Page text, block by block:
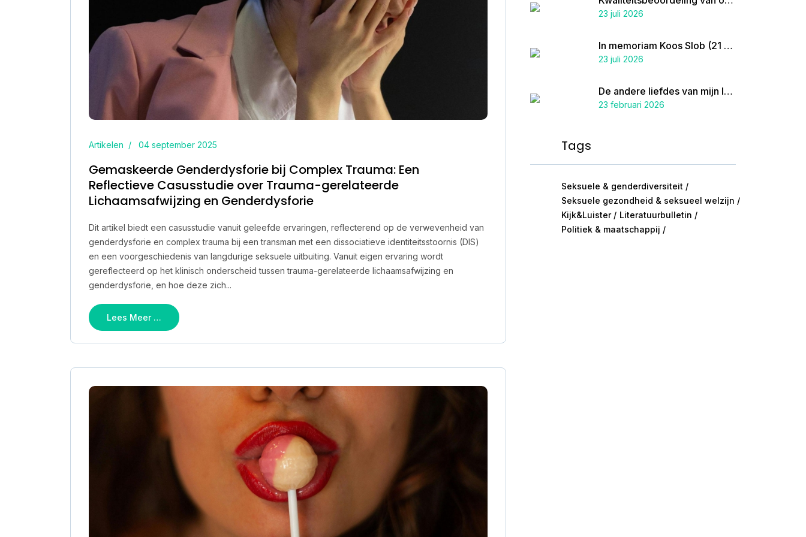
Gemaskeerde Genderdysforie bij Complex Trauma: Een
Reflectieve Casusstudie over Trauma-gerelateerde
Lichaamsafwijzing en Genderdysforie
Artikelen 04 september 2025
Dit artikel biedt een casusstudie vanuit geleefde ervaringen, reflecterend op de verwevenheid van
genderdysforie en complex trauma bij een transman met een dissociatieve identiteitsstoornis (DIS)
en een voorgeschiedenis van langdurige seksuele uitbuiting. Vanuit eigen ervaring wordt
gereflecteerd op het klinisch onderscheid tussen trauma-gerelateerde lichaamsafwijzing en
genderdysforie, en hoe deze zich...
Lees Meer …
23 juli 2026
In memoriam Koos Slob (21 augustus 1940 – 7 juli 2026)
23 juli 2026
De andere liefdes van mijn leven
23 februari 2026
Tags
Seksuele & genderdiversiteit
Seksuele gezondheid & seksueel welzijn
Kijk&Luister
Literatuurbulletin
Politiek & maatschappij